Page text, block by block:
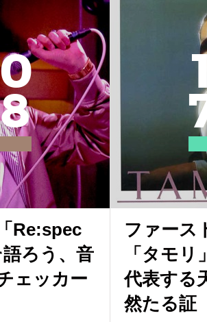
8
Re:spec
ろう、音
ェッカー
ファース
「タモ
代表する
然たる証